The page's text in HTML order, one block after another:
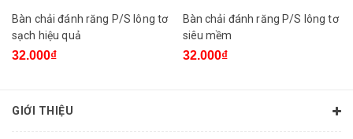
Bàn chải đánh răng P/S lông tơ
sạch hiệu quả
32.000₫
Bàn chải đánh răng P/S lông tơ
siêu mềm
32.000₫
GIỚI THIỆU